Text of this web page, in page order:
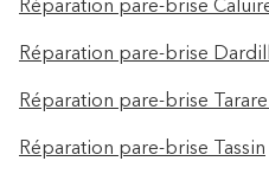
Réparation pare-brise
Réparation pare-brise
Réparation pare-brise
Réparation pare-brise Tassin